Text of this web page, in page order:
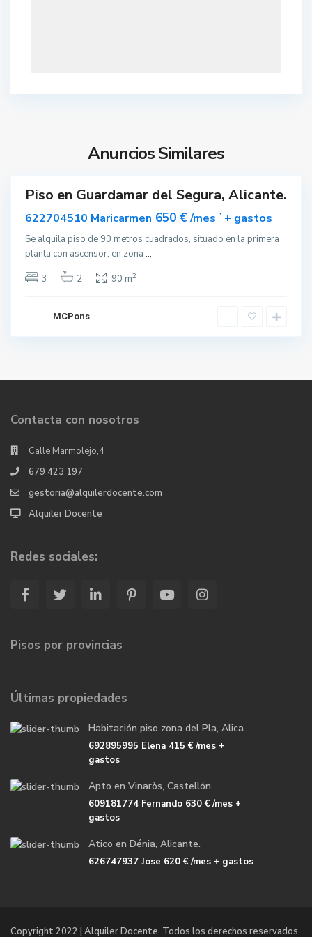
Anuncios Similares
e
Piso en Guardamar del Segura, Alicante.
622704510 Maricarmen 650 €/mes `+ gastos
Se alquila piso de 90 metros cuadrados, situado en la primera
planta con ascensor, en zona ...
3
2 90 m2
MCPons
Contacta con nosotros
Calle Marmolejo,4
679 423 197
gestoria@alquilerdocente.com
Alquiler Docente
Redes sociales:
Pisos por provincias
Últimas propiedades
Habitación piso zona del Pla, Alica...
692895995 Elena 415 €/mes +
gastos
Apto en Vinaròs, Castellón.
609181774 Fernando 630 €/mes +
gastos
Atico en Dénia, Alicante.
626747937 Jose 620 €/mes + gastos
Copyright 2022 | Alquiler Docente. Todos los derechos reservados.